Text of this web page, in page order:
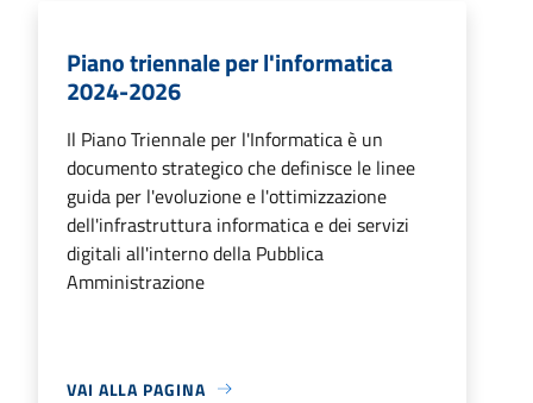
Piano triennale per l'informatica
2024-2026
Il Piano Triennale per l'Informatica è un
documento strategico che definisce le linee
guida per l'evoluzione e l'ottimizzazione
dell'infrastruttura informatica e dei servizi
digitali all'interno della Pubblica
Amministrazione
VAI ALLA PAGINA